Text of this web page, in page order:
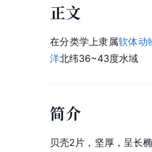
正文
在分类学上隶属软体动
洋北纬36~43度水域
简介
贝壳2片，坚厚，呈长